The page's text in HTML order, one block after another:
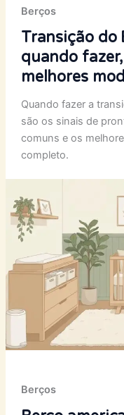
Berços
Transição do
quando
melhores
Quando fazer a
são os sinais de
comuns e os
completo.
Berços